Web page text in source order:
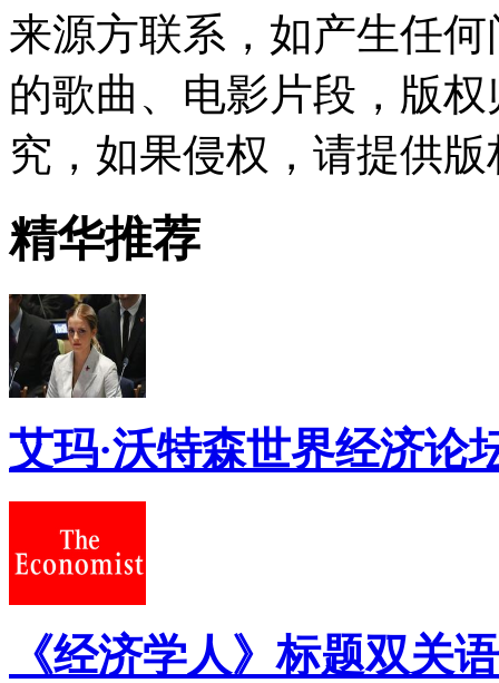
来源方联系，如产生任
的歌曲、电影片段，版
究，如果侵权，请提供
精华推荐
艾玛·沃特森世界经济论
《经济学人》标题双关